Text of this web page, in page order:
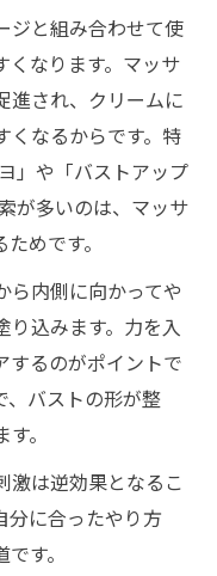
クリームの効果
信と美容の変化
感する自信と美
トアップクリー
で生まれるポジ
も豊かになる秘
プクリームの魅
ジと組み合わせて使
くなります。マッサ
進され、クリームに
くなるからです。特
」や「バストアップ
が多いのは、マッサ
めです。
ら内側に向かってや
り込みます。力を入
するのがポイントで
、バストの形が整
。
激は逆効果となるこ
分に合ったやり方
す。